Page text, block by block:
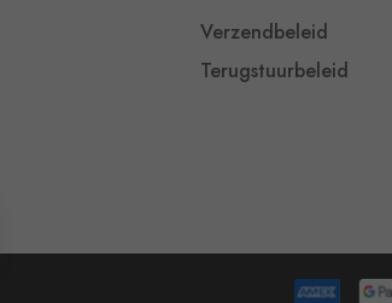
Verzendbeleid
Terugstuurbeleid